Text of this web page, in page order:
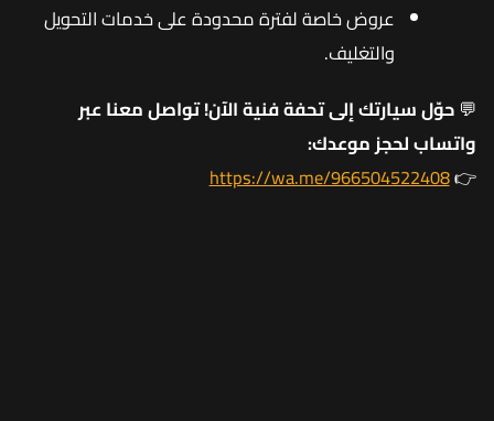
عروض خاصة لفترة محدودة على خدمات التحويل
والتغليف.
💬حوّل سيارتك إلى تحفة فنية الآن! تواصل معنا عبر
واتساب لحجز موعدك:
👉
https://wa.me/966504522408